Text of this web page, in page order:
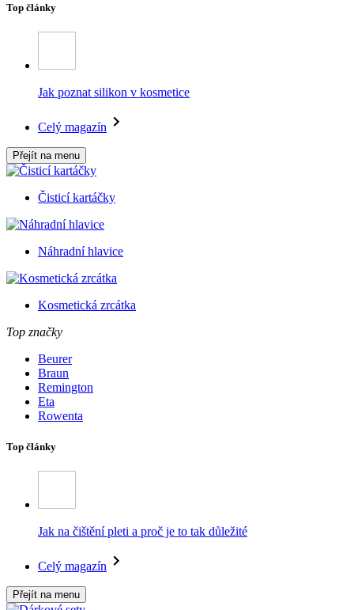
Top články
Jak poznat silikon v kosmetice
Celý magazín
Přejít na menu
Čisticí kartáčky
Náhradní hlavice
Kosmetická zrcátka
Top značky
Beurer
Braun
Remington
Eta
Rowenta
Top články
Jak na čištění pleti a proč je to tak důležité
Celý magazín
Přejít na menu